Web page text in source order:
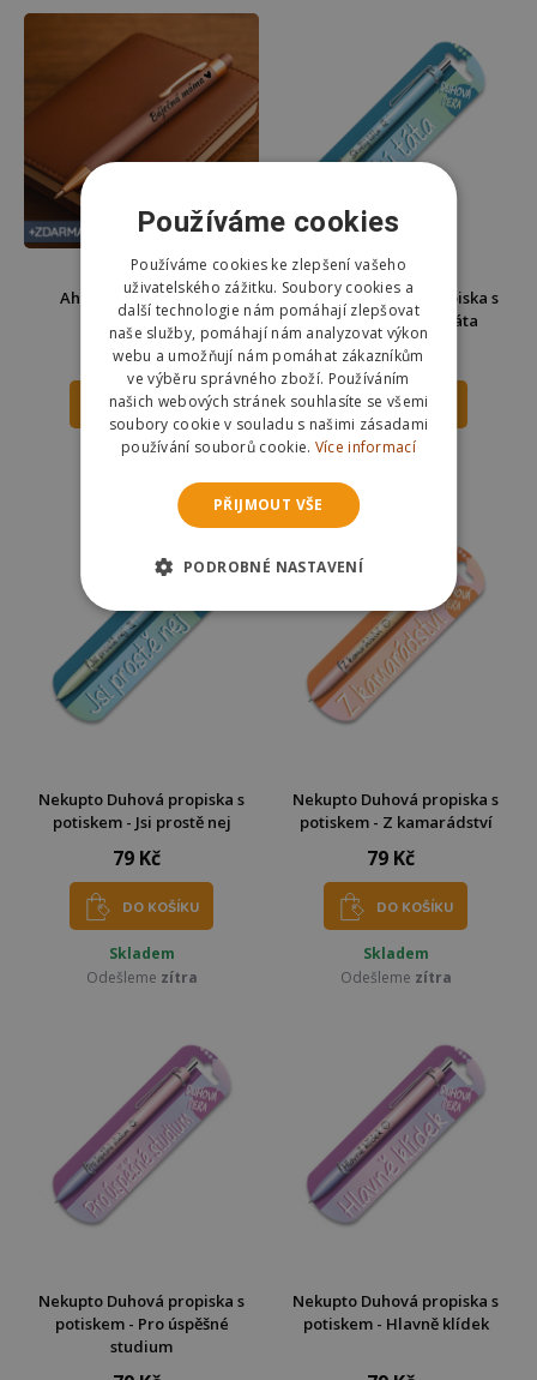
Ahome Luxusní pero -
Báječná máma
149 Kč 229 Kč
DO KOŠÍKU
Skladem
Nekupto Duhová propiska s
potiskem - Skvělý táta
79 Kč
DO KOŠÍKU
Skladem
Nekupto Duhová propiska s
potiskem - Jsi prostě nej
79 Kč
DO KOŠÍKU
Skladem
Odešleme zítra
Nekupto Duhová propiska s
potiskem - Z kamarádství
79 Kč
DO KOŠÍKU
Skladem
Odešleme zítra
Nekupto Duhová propiska s
potiskem - Pro úspěšné
studium
Nekupto Duhová propiska s
potiskem - Hlavně klídek
Používáme cookies
Používáme cookies ke zlepšení vašeho
uživatelského zážitku. Soubory cookies a
další technologie nám pomáhají zlepšovat
naše služby, pomáhají nám analyzovat výkon
webu a umožňují nám pomáhat zákazníkům
ve výběru správného zboží. Používáním
našich webových stránek souhlasíte se všemi
soubory cookie v souladu s našimi zásadami
používání souborů cookie. Více informací
PŘIJMOUT VŠE
PODROBNÉ NASTAVENÍ